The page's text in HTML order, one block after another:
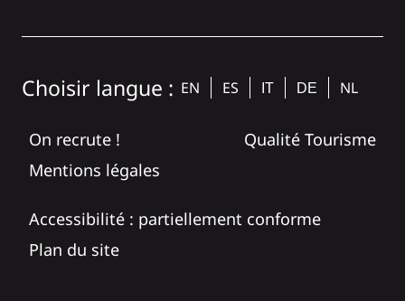
Choisir langue : EN ES IT DE NL
On recrute !
Qualité Tourisme
Mentions légales
Accessibilité : partiellement conforme
Plan du site